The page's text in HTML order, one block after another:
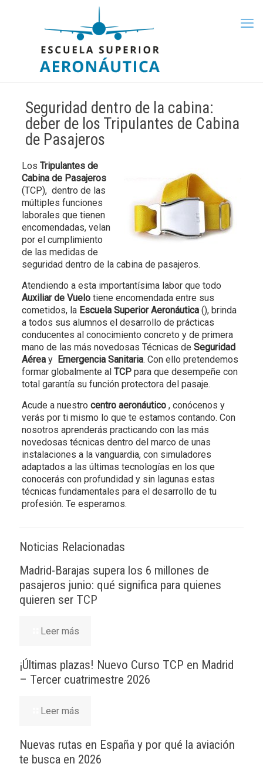
Seguridad dentro de la cabina:
deber de los Tripulantes de Cabina
de Pasajeros
Los Tripulantes de
Cabina de Pasajeros
(TCP), dentro de las
múltiples funciones
laborales que tienen
encomendadas, velan
por el cumplimiento
de las medidas de
seguridad dentro de la cabina de pasajeros.
Atendiendo a esta importantísima labor que todo
Auxiliar de Vuelotiene encomendada entre sus
cometidos, la Escuela Superior Aeronáutica (), brinda
a todos sus alumnos el desarrollo de prácticas
conducentes al conocimiento concreto y de primera
mano de las más novedosas Técnicas de Seguridad
Aéreay Emergencia Sanitaria. Con ello pretendemos
formar globalmente al TCPpara que desempeñe con
total garantía su función protectora del pasaje.
Acude a nuestro centro aeronáutico , conócenos y
verás por ti mismo lo que te estamos contando. Con
nosotros aprenderás practicando con las más
novedosas técnicas dentro del marco de unas
instalaciones a la vanguardia, con simuladores
adaptados a las últimas tecnologías en los que
conocerás con profundidad y sin lagunas estas
técnicas fundamentales para el desarrollo de tu
profesión. Te esperamos.
Noticias Relacionadas
Madrid-Barajas supera los 6 millones de
pasajeros junio: qué significa para quienes
quieren ser TCP
Leer más
¡Últimas plazas! Nuevo Curso TCP en Madrid
– Tercer cuatrimestre 2026
Leer más
Nuevas rutas en España y por qué la aviación
te busca en 2026